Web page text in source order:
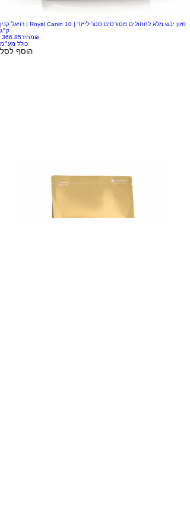
רויאל קנין | Royal Canin מזון יבש מלא לחתולים מסורסים סטרילייזד | 10
ק״ג
מחיר‏366.85 ‏₪
כולל מע״מ
הוסף לסל